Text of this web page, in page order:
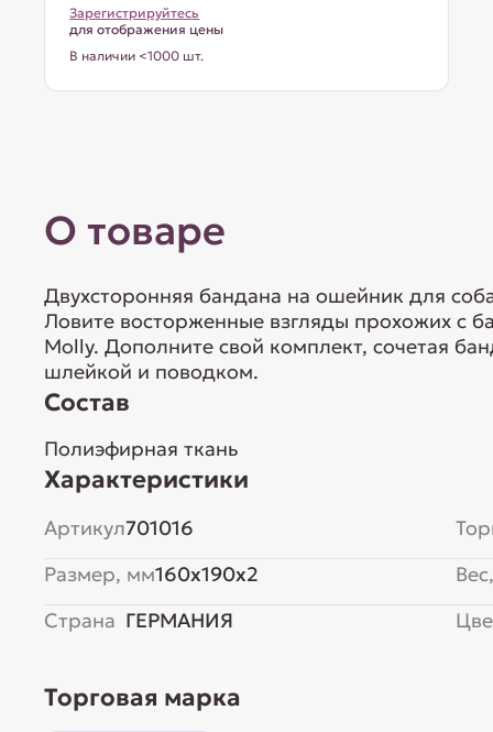
Зарегистрируйтесь
для отображения цены
В наличии <1000 шт.
О товаре
Двухсторонняя бандана на ошейник для
Ловите восторженные взгляды прохожих с
Molly. Дополните свой комплект, сочетая
шлейкой и поводком.
Состав
Полиэфирная ткань
Характеристики
Артикул701016
Размер, мм160x190x2
Страна ГЕРМАНИЯ
Торговая марка